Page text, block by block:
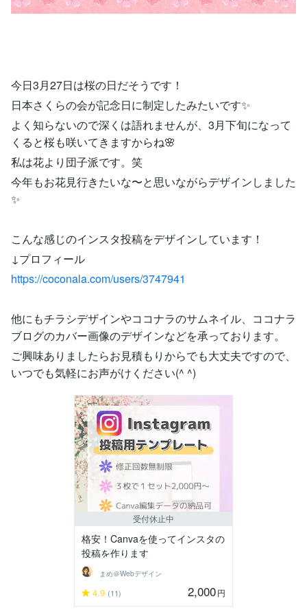
今日3月27日は桜の日だそうです！
日本さくらの会が記念日に制定したみたいです✨
よく知らないので深くは語れませんが、3月下旬になって
くると桜も咲いてきますからね🌸
私は花より団子派です。笑
今年もお花見行きたいな〜と思いながらデザインしました
✨
こんな感じのインスタ投稿をデザインしています！
↓プロフィール
https://coconala.com/users/3747941
他にもチラシデザインやココナラのサムネイル、ココナラ
ブログのカバー画像のデザインなどを承っております。
ご興味ありましたらお見積もりからでも大丈夫ですので、
いつでも気軽にお声がけください(^ ^)
受付休止中
格安！Canvaを使ってインスタの
投稿を作ります
まめ＠Webデザイン
4.9 (11) 2,000円